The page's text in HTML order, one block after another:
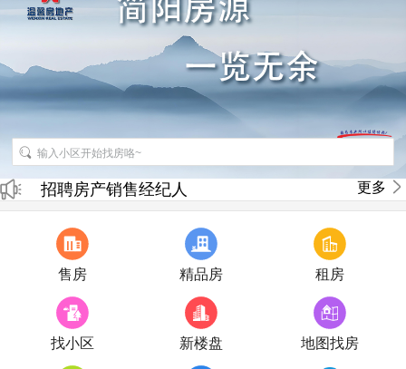
招聘房产销售经纪人
房产直播
更多
售房 精品房 租房
找小区 新楼盘 地图找房